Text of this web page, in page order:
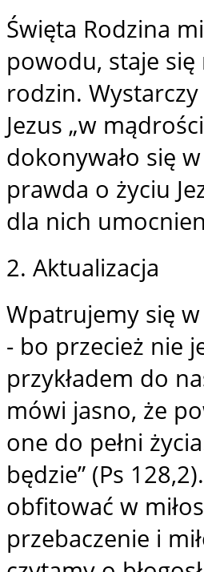
Święta Rodzina
powodu, staje
rodzin.
Jezus „w
dokonywało się
prawda o życiu
dla nich
2. Aktualizacja
Wpatrujemy się w
- bo przecież nie
przykładem do
mówi jasno, że
one do pełni
będzie” (Ps
obfitować w
przebaczenie i